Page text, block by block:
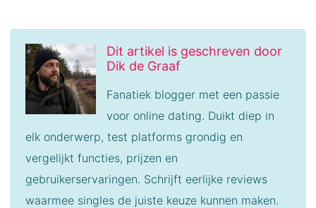
Dit artikel is geschreven door
Dik de Graaf
Fanatiek blogger met een passie
voor online dating. Duikt diep in
elk onderwerp, test platforms grondig en
vergelijkt functies, prijzen en
gebruikerservaringen. Schrijft eerlijke reviews
waarmee singles de juiste keuze kunnen maken.